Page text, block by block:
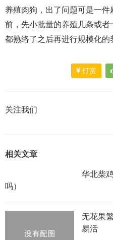
养殖肉狗，出了问题可是一
前，先小批量的养殖几条或
都熟络了之后再进行规模化的
打赏
关注我们
相关文章
华北柴
吗）
无花果
易活